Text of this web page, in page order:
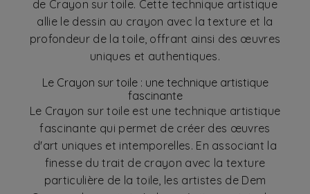
de Crayon sur toile. Cette technique artistique
allie le dessin au crayon avec la texture et la
profondeur de la toile, offrant ainsi des œuvres
uniques et authentiques.
Le Crayon sur toile : une technique artistique
fascinante
Le Crayon sur toile est une technique artistique
fascinante qui permet de créer des œuvres
d'art uniques et intemporelles. En associant la
finesse du trait de crayon avec la texture
particulière de la toile, les artistes de Dem